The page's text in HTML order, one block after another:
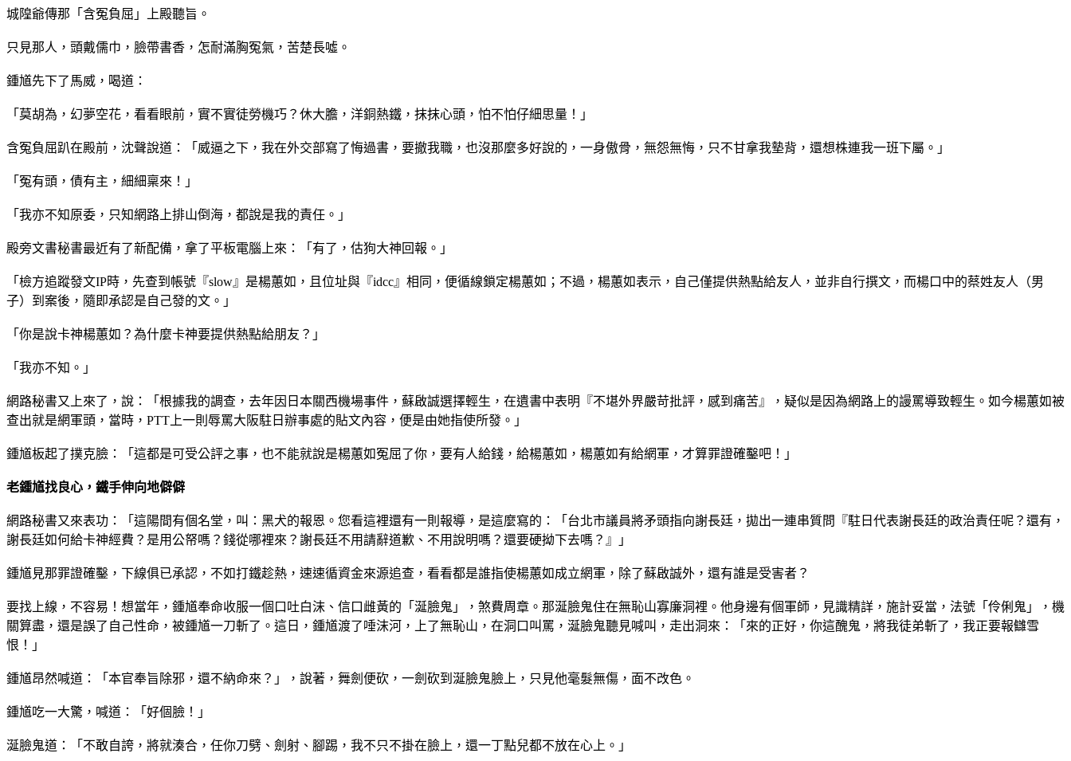
城隍爺傳那「含冤負屈」上殿聽旨。
只見那人，頭戴儒巾，臉帶書香，怎耐滿胸冤氣，苦楚長噓。
鍾馗先下了馬威，喝道：
「莫胡為，幻夢空花，看看眼前，實不實徒勞機巧？休大膽，洋銅熱鐵，抹抹心頭，怕不怕仔細思量！」
含冤負屈趴在殿前，沈聲說道：「威逼之下，我在外交部寫了悔過書，要撤我職，也沒那麼多好說的，一身傲骨，無怨無悔，只不甘拿我墊背，還想株連我一班下屬。」
「冤有頭，債有主，細細稟來！」
「我亦不知原委，只知網路上排山倒海，都說是我的責任。」
殿旁文書秘書最近有了新配備，拿了平板電腦上來：「有了，估狗大神回報。」
「檢方追蹤發文IP時，先查到帳號『slow』是楊蕙如，且位址與『idcc』相同，便循線鎖定楊蕙如；不過，楊蕙如表示，自己僅提供熱點給友人，並非自行撰文，而楊口中的蔡姓友人（男
子）到案後，隨即承認是自己發的文。」
「你是說卡神楊蕙如？為什麼卡神要提供熱點給朋友？」
「我亦不知。」
網路秘書又上來了，說：「根據我的調查，去年因日本關西機場事件，蘇啟誠選擇輕生，在遺書中表明『不堪外界嚴苛批評，感到痛苦』，疑似是因為網路上的謾罵導致輕生。如今楊蕙如被
查出就是網軍頭，當時，PTT上一則辱罵大阪駐日辦事處的貼文內容，便是由她指使所發。」
鍾馗板起了撲克臉：「這都是可受公評之事，也不能就說是楊蕙如冤屈了你，要有人給錢，給楊蕙如，楊蕙如有給網軍，才算罪證確鑿吧！」
老鍾馗找良心，鐵手伸向地僻僻
網路秘書又來表功：「這陽間有個名堂，叫：黑犬的報恩。您看這裡還有一則報導，是這麼寫的：「台北市議員將矛頭指向謝長廷，拋出一連串質問『駐日代表謝長廷的政治責任呢？還有，
謝長廷如何給卡神經費？是用公帑嗎？錢從哪裡來？謝長廷不用請辭道歉、不用說明嗎？還要硬拗下去嗎？』」
鍾馗見那罪證確鑿，下線俱已承認，不如打鐵趁熱，速速循資金來源追查，看看都是誰指使楊蕙如成立網軍，除了蘇啟誠外，還有誰是受害者？
要找上線，不容易！想當年，鍾馗奉命收服一個口吐白沫、信口雌黃的「涎臉鬼」，煞費周章。那涎臉鬼住在無恥山寡廉洞裡。他身邊有個軍師，見識精詳，施計妥當，法號「伶俐鬼」，機
關算盡，還是誤了自己性命，被鍾馗一刀斬了。這日，鍾馗渡了唾沫河，上了無恥山，在洞口叫罵，涎臉鬼聽見喊叫，走出洞來：「來的正好，你這醜鬼，將我徒弟斬了，我正要報讎雪
恨！」
鍾馗昂然喊道：「本官奉旨除邪，還不納命來？」，說著，舞劍便砍，一劍砍到涎臉鬼臉上，只見他毫髮無傷，面不改色。
鍾馗吃一大驚，喊道：「好個臉！」
涎臉鬼道：「不敢自誇，將就湊合，任你刀劈、劍射、腳踢，我不只不掛在臉上，還一丁點兒都不放在心上。」